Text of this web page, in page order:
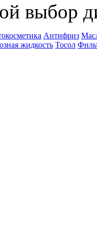
выбор
Антифриз
жидкость Тосол